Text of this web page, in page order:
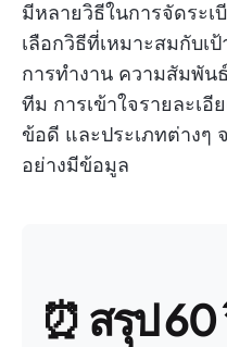
มีหลายวิธีในการจัดระ
เลือกวิธีที่เหมาะสมกับเ
การทำงาน ความสัมพั
ทีม การเข้าใจรายละเ
ข้อดี และประเภทต่างๆ
อย่างมีข้อมูล
⏰ สรุป